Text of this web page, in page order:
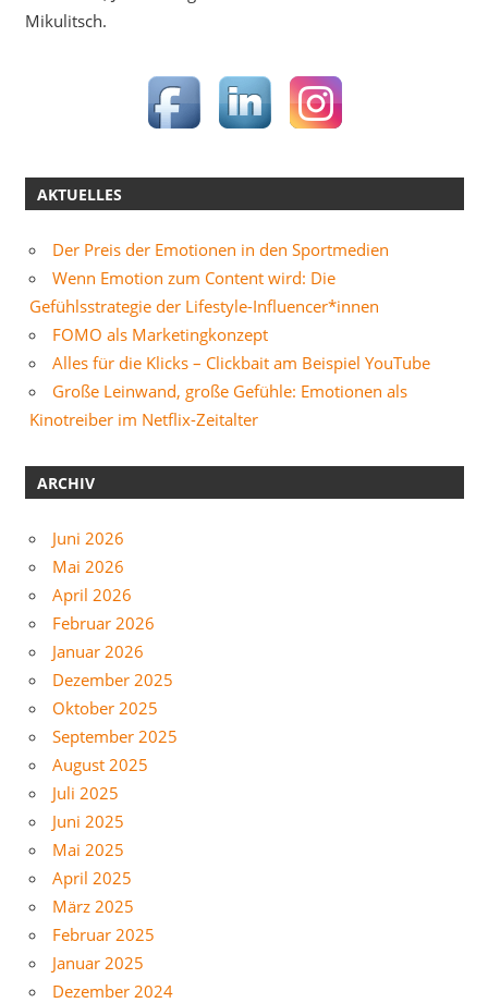
Mikulitsch.
AKTUELLES
Der Preis der Emotionen in den Sportmedien
Wenn Emotion zum Content wird: Die
Gefühlsstrategie der Lifestyle-Influencer*innen
FOMO als Marketingkonzept
Alles für die Klicks – Clickbait am Beispiel YouTube
Große Leinwand, große Gefühle: Emotionen als
Kinotreiber im Netflix-Zeitalter
ARCHIV
Juni 2026
Mai 2026
April 2026
Februar 2026
Januar 2026
Dezember 2025
Oktober 2025
September 2025
August 2025
Juli 2025
Juni 2025
Mai 2025
April 2025
März 2025
Februar 2025
Januar 2025
Dezember 2024